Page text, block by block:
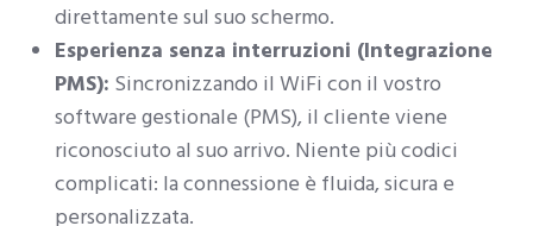
direttamente sul suo schermo.
Esperienza senza interruzioni (Integrazione
PMS): Sincronizzando il WiFi con il vostro
software gestionale (PMS), il cliente viene
riconosciuto al suo arrivo. Niente più codici
complicati: la connessione è fluida, sicura e
personalizzata.